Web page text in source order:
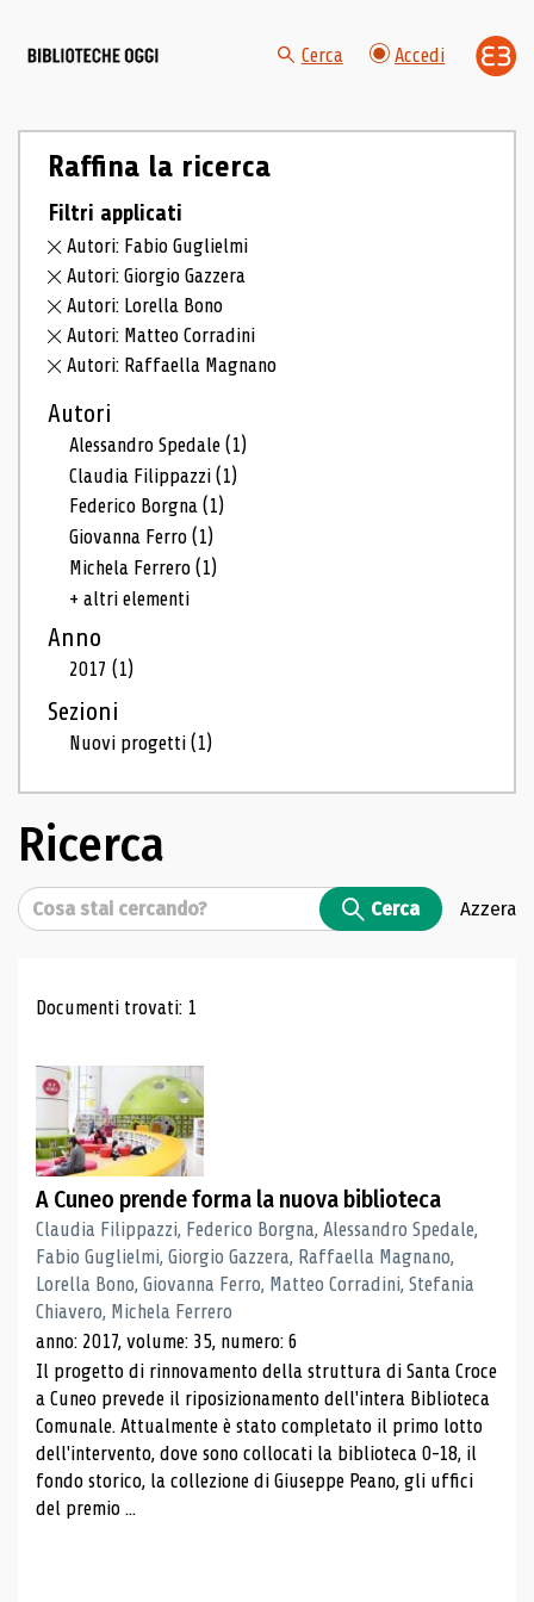
Cerca Accedi
Raffina la ricerca
Filtri applicati
Autori: Fabio Guglielmi
Autori: Giorgio Gazzera
Autori: Lorella Bono
Autori: Matteo Corradini
Autori: Raffaella Magnano
Autori
Alessandro Spedale(1)
Claudia Filippazzi(1)
Federico Borgna(1)
Giovanna Ferro(1)
Michela Ferrero(1)
+ altri elementi
Anno
2017(1)
Sezioni
Nuovi progetti(1)
Ricerca
Cerca Cerca Azzera
Risultati di ricerca
Documenti trovati: 1
A Cuneo prende forma la nuova biblioteca
Claudia Filippazzi, Federico Borgna, Alessandro Spedale,
Fabio Guglielmi, Giorgio Gazzera, Raffaella Magnano,
Lorella Bono, Giovanna Ferro, Matteo Corradini, Stefania
Chiavero, Michela Ferrero
anno: 2017, volume: 35, numero: 6
Il progetto di rinnovamento della struttura di Santa Croce
a Cuneo prevede il riposizionamento dell'intera Biblioteca
Comunale. Attualmente è stato completato il primo lotto
dell'intervento, dove sono collocati la biblioteca 0-18, il
fondo storico, la collezione di Giuseppe Peano, gli uffici
del premio ...